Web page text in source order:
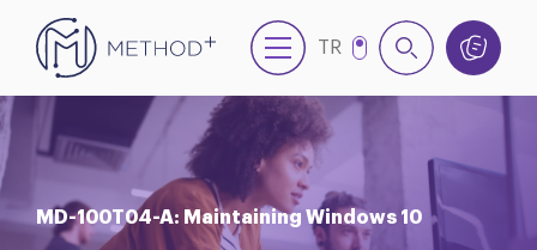
TR
MD-100T04-A: Maintaining Windows 10